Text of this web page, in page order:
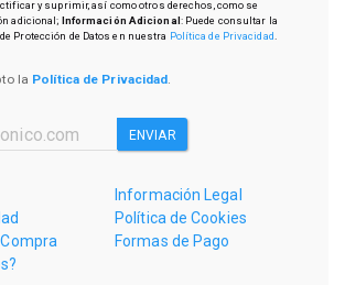
y suprimir, así como otros derechos, como se
adicional; Información Adicional: Puede consultar la
Protección de Datos en nuestra Política de Privacidad
la Política de Privacidad.
ENVIAR
Información Legal
Política de Cookies
Formas de Pago